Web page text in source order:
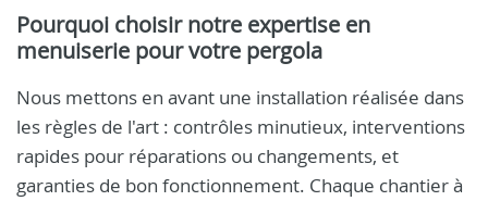
Pourquoi choisir notre expertise en
menuiserie pour votre pergola
Nous mettons en avant une installation réalisée dans
les règles de l'art : contrôles minutieux, interventions
rapides pour réparations ou changements, et
garanties de bon fonctionnement. Chaque chantier à